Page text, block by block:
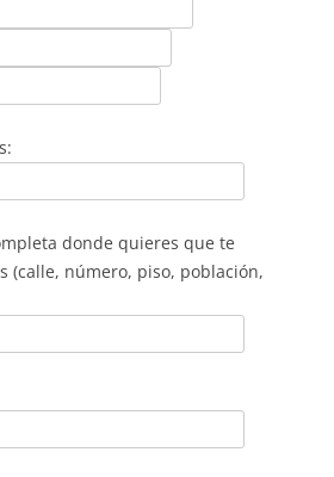
donde quieres que te
(calle, número, piso, población,